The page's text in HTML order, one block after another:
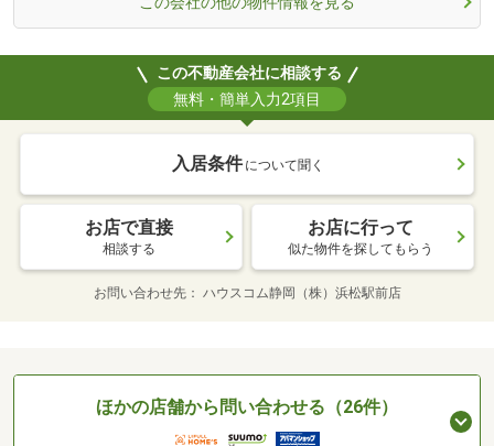
この不動産会社に相談する
無料・簡単入力2項目
入居条件 について聞く
お店で直接
相談する
お店に行って
似た物件を探してもらう
お問い合わせ先 ハウスコム静岡（株）浜松駅前店
ほかの店舗から問い合わせる（26件）